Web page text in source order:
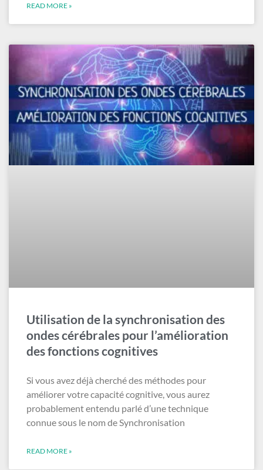
READ MORE »
Utilisation de la synchronisation des
ondes cérébrales pour l’amélioration
des fonctions cognitives
Si vous avez déjà cherché des méthodes pour
améliorer votre capacité cognitive, vous aurez
probablement entendu parlé d’une technique
connue sous le nom de Synchronisation
READ MORE »